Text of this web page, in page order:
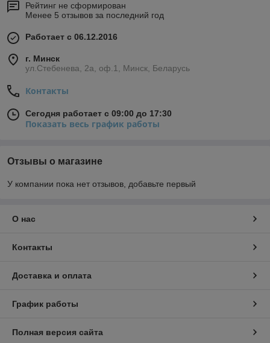
Рейтинг не сформирован
Менее 5 отзывов за последний год
Работает с 06.12.2016
г. Минск
ул.Стебенева, 2а, оф.1, Минск, Беларусь
Контакты
Сегодня работает с 09:00 до 17:30
Показать весь график работы
Отзывы о магазине
У компании пока нет отзывов, добавьте первый
О нас
Контакты
Доставка и оплата
График работы
Полная версия сайта